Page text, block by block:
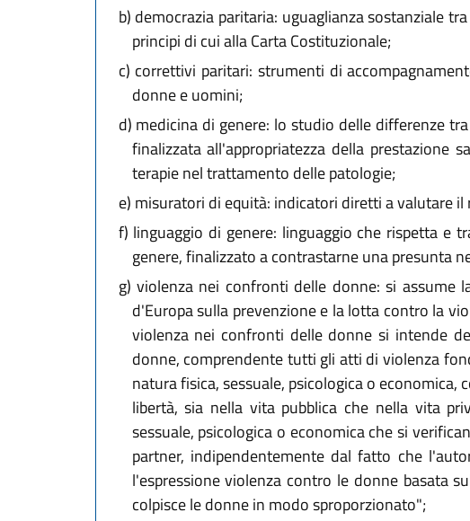
b) democrazia paritaria: uguaglianza sostanziale
principi di cui alla Carta Costituzionale;
c) correttivi paritari: strumenti di
donne e uomini;
d) medicina di genere: lo studio delle differenze
finalizzata all'appropriatezza della prestazione
terapie nel trattamento delle patologie;
e) misuratori di equità: indicatori diretti a valutare
f) linguaggio di genere: linguaggio che rispetta e
genere, finalizzato a contrastarne una presunta
g) violenza nei confronti delle donne: si assume
d'Europa sulla prevenzione e la lotta contro la
violenza nei confronti delle donne si intende
donne, comprendente tutti gli atti di violenza
natura fisica, sessuale, psicologica o
libertà, sia nella vita pubblica che nella vita
sessuale, psicologica o economica che si
partner, indipendentemente dal fatto che
l'espressione violenza contro le donne basata
colpisce le donne in modo sproporzionato";